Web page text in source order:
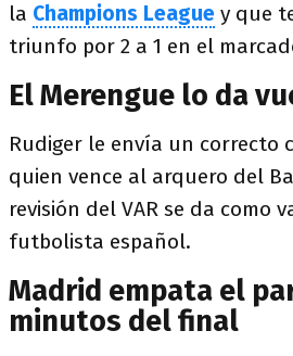
la Champions League y que
triunfo por 2 a 1 en el
El Merengue lo da
Rudiger le envía un correcto
quien vence al arquero del
revisión del VAR se da como
futbolista español.
Madrid empata el
minutos del final